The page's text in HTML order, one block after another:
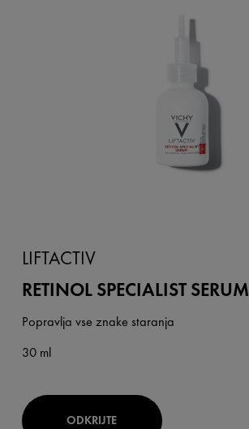
LIFTACTIV
RETINOL SPECIALIST SERUM
Popravlja vse znake staranja
30 ml
ODKRIJTE